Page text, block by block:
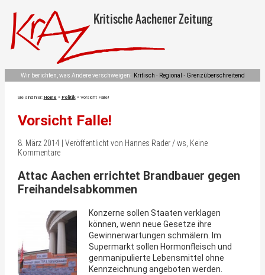
Kritische Aachener Zeitung
Wir berichten, was Andere verschweigen: Kritisch · Regional · Grenzüberschreitend
Sie sind hier: Home » Politik» Vorsicht Falle!
Vorsicht Falle!
8. März 2014 | Veröffentlicht von Hannes Rader / ws, Keine
Kommentare
Attac Aachen errichtet Brandbauer gegen
Freihandelsabkommen
Konzerne sollen Staaten verklagen
können, wenn neue Gesetze ihre
Gewinnerwartungen schmälern. Im
Supermarkt sollen Hormonfleisch und
genmanipulierte Lebensmittel ohne
Kennzeichnung angeboten werden.